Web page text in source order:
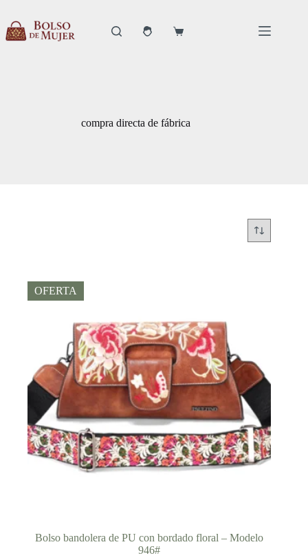
contenido
Carro
compra directa de fábrica
OFERTA
Bolso bandolera de PU con bordado floral – Modelo
946#